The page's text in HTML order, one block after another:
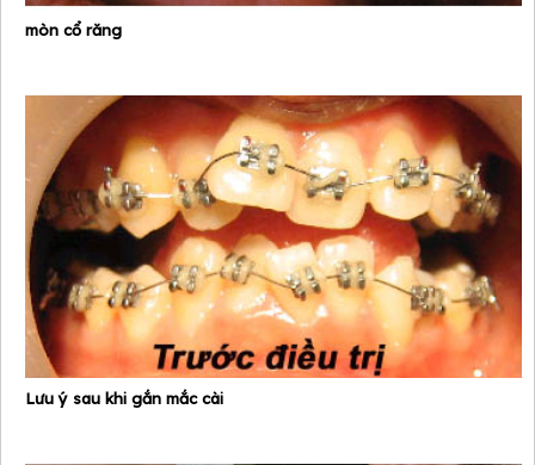
mòn cổ răng
Lưu ý sau khi gắn mắc cài